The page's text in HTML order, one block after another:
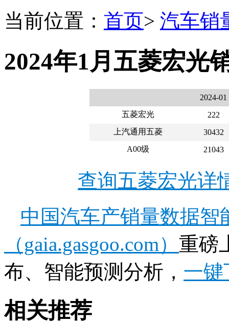
当前位置： 首页> 汽车销
2024年1月五菱宏光
2024-01
五菱宏光
222
上汽通用五菱
30432
A00级
21043
查询五菱宏光详
中国汽车产销量数据
（gaia.gasgoo.com） 重磅
布、智能预测分析， 一键
相关推荐